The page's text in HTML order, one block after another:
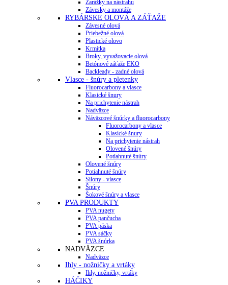
Zarážky na nástrahu
Závesky a montáže
RYBÁRSKE OLOVÁ A ZÁŤAŽE
Závesné olová
Priebežné olová
Plastické olovo
Krmítka
Broky, vyvažovacie olová
Betónové záťaže EKO
Backleady - zadné olová
Vlasce - šnúry a pletenky
Fluorocarbony a vlasce
Klasické šnury
Na prichytenie nástrah
Nadväzce
Náväzcové šnúrky a fluorocarbony
Fluorocarbony a vlasce
Klasické šnury
Na prichytenie nástrah
Olovené šnúry
Potiahnuté šnúry
Olovené šnúry
Potiahnuté šnúry
Silony - vlasce
Šnúry
Šokové šnúry a vlasce
PVA PRODUKTY
PVA nugety
PVA pančucha
PVA páska
PVA sáčky
PVA šnúrka
NADVÄZCE
Nadväzce
Ihly - nožničky a vrtáky
Ihly, nožničky, vrtáky
HÁČIKY